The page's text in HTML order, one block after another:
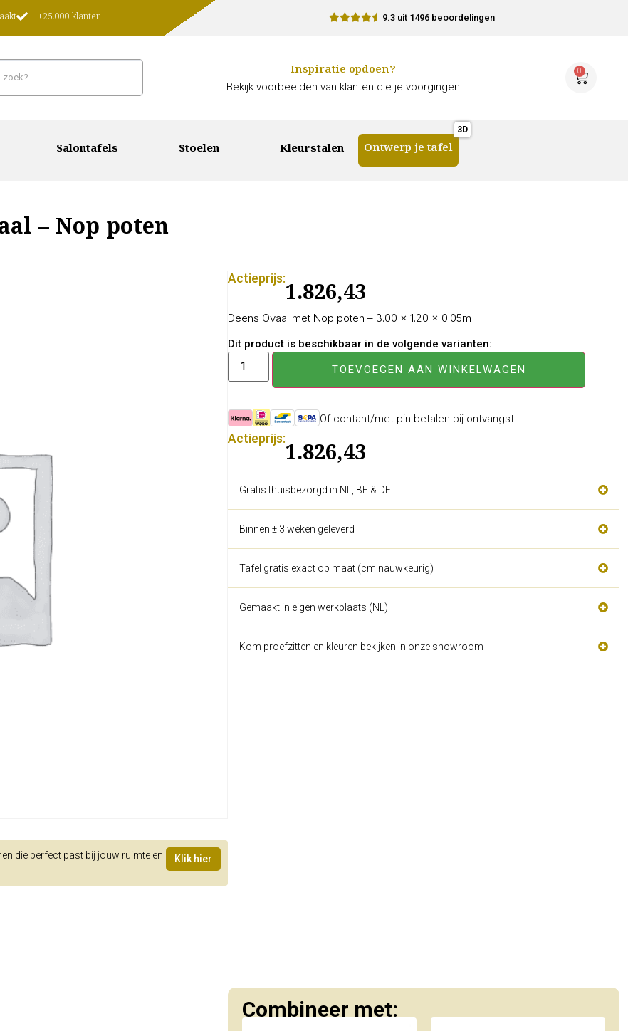
+25.000 klanten 9.3 uit 1496 beoordelingen
Inspiratie opdoen?
Bekijk voorbeelden van klanten die je voorgingen
0
Salontafels Stoelen Kleurstalen Ontwerp je tafel
– Nop poten
die perfect past bij jouw ruimte en
Klik hier
Actieprijs:
1.826,43
Deens Ovaal met Nop poten – 3.00 × 1.20 × 0.05m
Dit product is beschikbaar in de volgende varianten:
TOEVOEGEN AAN WINKELWAGEN
Of contant/met pin betalen bij ontvangst
Actieprijs:
1.826,43
Gratis thuisbezorgd in NL, BE & DE
Binnen ± 3 weken geleverd
Tafel gratis exact op maat (cm nauwkeurig)
Gemaakt in eigen werkplaats (NL)
Kom proefzitten en kleuren bekijken in onze showroom
Combineer met: